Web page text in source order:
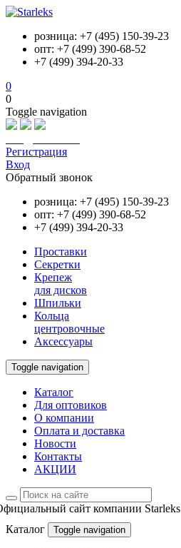
розница: +7 (495) 150-39-23
опт: +7 (499) 390-68-52
+7 (499) 394-20-33
0
0
Toggle navigation
Регистрация
Вход
Обратный звонок
розница: +7 (495) 150-39-23
опт: +7 (499) 390-68-52
+7 (499) 394-20-33
Проставки
Секретки
Крепеж
для дисков
Шпильки
Кольца
центровочные
Аксессуары
Toggle navigation
Каталог
Для оптовиков
О компании
Оплата и доставка
Новости
Контакты
АКЦИИ
сайт компании Starleks
Каталог
Toggle navigation